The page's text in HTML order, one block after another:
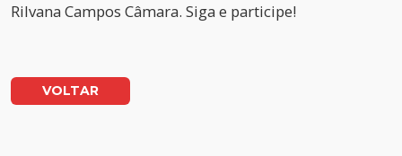
Rilvana Campos Câmara. Siga e participe!
VOLTAR